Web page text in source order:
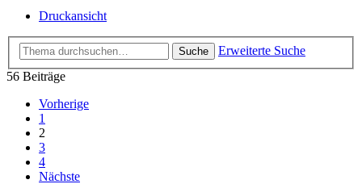
Druckansicht
Suche
Erweiterte Suche
56 Beiträge
Vorherige
1
2
3
4
Nächste